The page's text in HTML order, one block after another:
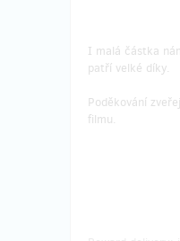
I malá částka
patří velké díky.
Poděkování
filmu.